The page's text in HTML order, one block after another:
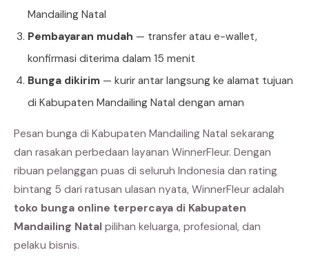
Mandailing Natal
Pembayaran mudah — transfer atau e-wallet,
konfirmasi diterima dalam 15 menit
Bunga dikirim — kurir antar langsung ke alamat tujuan
di Kabupaten Mandailing Natal dengan aman
Pesan bunga di Kabupaten Mandailing Natal sekarang
dan rasakan perbedaan layanan WinnerFleur. Dengan
ribuan pelanggan puas di seluruh Indonesia dan rating
bintang 5 dari ratusan ulasan nyata, WinnerFleur adalah
toko bunga online terpercaya di Kabupaten
Mandailing Natal pilihan keluarga, profesional, dan
pelaku bisnis.